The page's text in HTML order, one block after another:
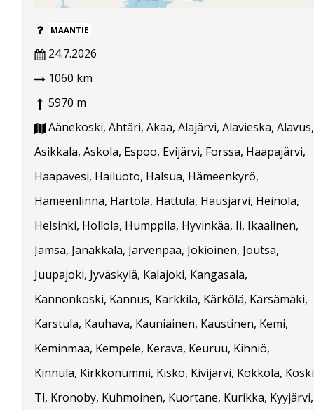
MAANTIE
24.7.2026
1060 km
5970 m
Äänekoski, Ähtäri, Akaa, Alajärvi, Alavieska, Alavus,
Asikkala, Askola, Espoo, Evijärvi, Forssa, Haapajärvi,
Haapavesi, Hailuoto, Halsua, Hämeenkyrö,
Hämeenlinna, Hartola, Hattula, Hausjärvi, Heinola,
Helsinki, Hollola, Humppila, Hyvinkää, Ii, Ikaalinen,
Jämsä, Janakkala, Järvenpää, Jokioinen, Joutsa,
Juupajoki, Jyväskylä, Kalajoki, Kangasala,
Kannonkoski, Kannus, Karkkila, Kärkölä, Kärsämäki,
Karstula, Kauhava, Kauniainen, Kaustinen, Kemi,
Keminmaa, Kempele, Kerava, Keuruu, Kihniö,
Kinnula, Kirkkonummi, Kisko, Kivijärvi, Kokkola, Koski
Tl, Kronoby, Kuhmoinen, Kuortane, Kurikka, Kyyjärvi,